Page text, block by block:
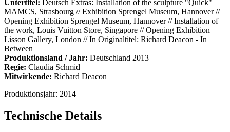
Untertitel: Deutsch Extras: Installation of the sculpture "Quick"
MAMCS, Strasbourg // Exhibition Sprengel Museum, Hannover //
Opening Exhibition Sprengel Museum, Hannover // Installation of
the work, Louis Vuitton Store, Singapore // Opening Exhibition
Lisson Gallery, London // In Originaltitel: Richard Deacon - In
Between
Produktionsland / Jahr: Deutschland 2013
Regie: Claudia Schmid
Mitwirkende: Richard Deacon
Produktionsjahr: 2014
Technische Details